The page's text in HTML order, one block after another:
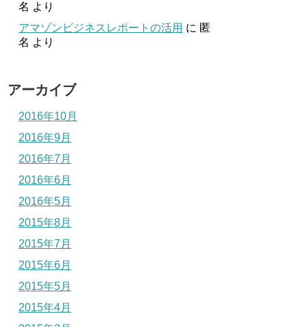
名 より
アマゾンビジネスレポートの活用 に 匿
名 より
アーカイブ
2016年10月
2016年9月
2016年7月
2016年6月
2016年5月
2015年8月
2015年7月
2015年6月
2015年5月
2015年4月